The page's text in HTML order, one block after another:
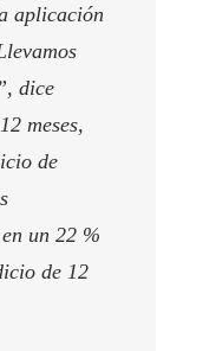
aplicación
dice
meses,
de
un 22 %
de 12